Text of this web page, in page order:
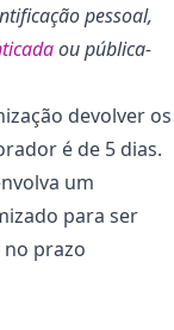
pessoal,
ou pública-
devolver os
é de 5 dias.
um
para ser
prazo